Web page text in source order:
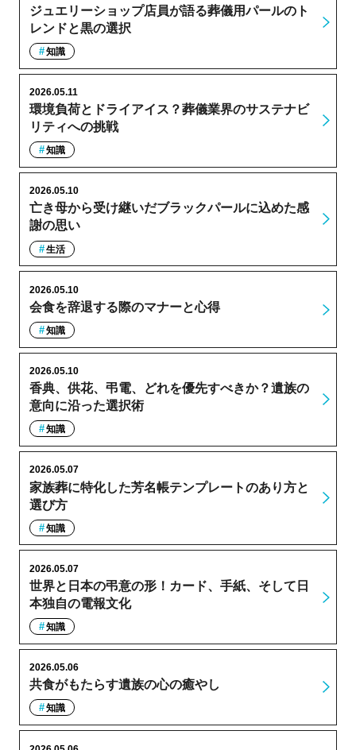
ジュエリーショップ店員が語る葬儀用パールのト
レンドと黒の選択
知識
環境負荷とドライアイス？葬儀業界のサステナビ
リティへの挑戦
2026.05.11
知識
亡き母から受け継いだブラックパールに込めた感
謝の思い
2026.05.10
生活
会食を辞退する際のマナーと心得
2026.05.10
知識
香典、供花、弔電、どれを優先すべきか？遺族の
意向に沿った選択術
2026.05.10
知識
家族葬に特化した芳名帳テンプレートのあり方と
選び方
2026.05.07
知識
世界と日本の弔意の形！カード、手紙、そして日
本独自の電報文化
2026.05.07
知識
共食がもたらす遺族の心の癒やし
2026.05.06
知識